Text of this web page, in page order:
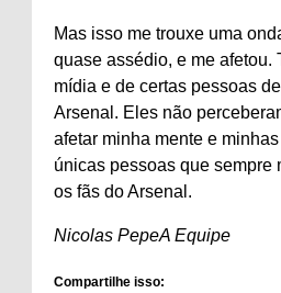
Mas isso me trouxe uma
quase assédio, e me afetou.
mídia e de certas pessoas
Arsenal. Eles não
afetar minha mente e
únicas pessoas que sempre
os fãs do Arsenal.
Nicolas PepeA Equipe
Compartilhe isso: